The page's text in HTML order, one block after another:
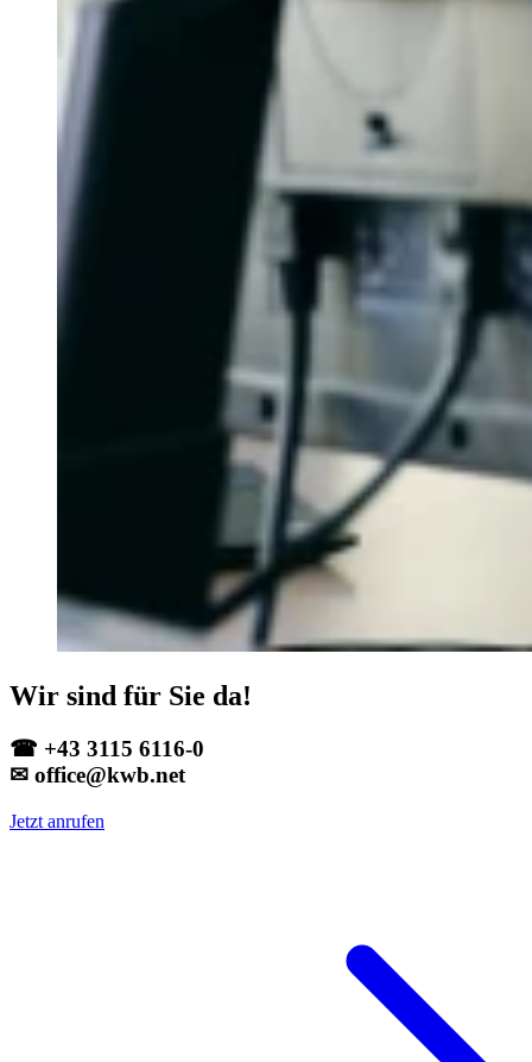
Wir sind für Sie da!
☎ +43 3115 6116-0
✉ office@kwb.net
Jetzt anrufen